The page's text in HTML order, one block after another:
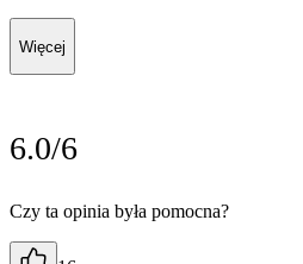
Więcej
6.0/6
Czy ta opinia była pomocna?